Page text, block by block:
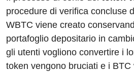
procedure di verifica concluse
WBTC viene creato
portafoglio depositario in
gli utenti vogliono convertire i
token vengono bruciati e i BTC